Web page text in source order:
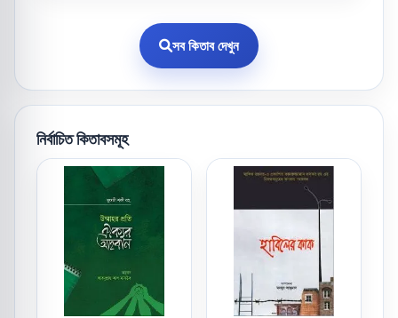
সব কিতাব দেখুন
নির্বাচিত কিতাবসমূহ